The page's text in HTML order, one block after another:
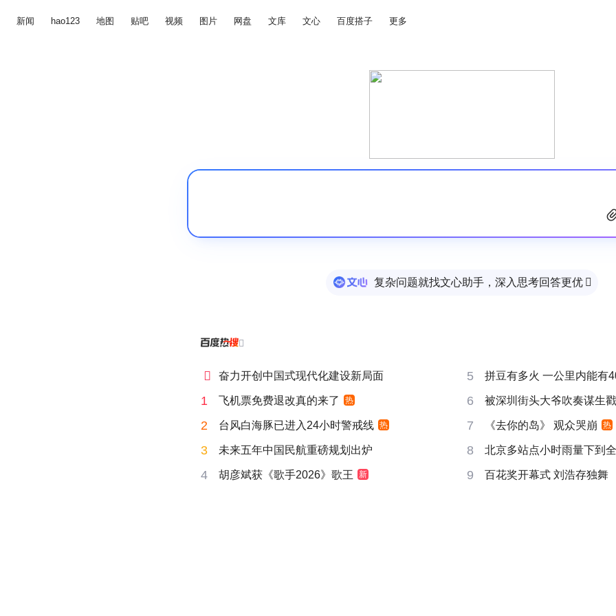
新闻 hao123 地图 贴吧 视频 图片 网盘 文库 文心 百度搭子 更多
复杂问题就找文心助手，深入思考回答更优 

 奋力开创中国式现代化建设新局面 5 拼豆有多火 一公里内能有
1 飞机票免费退改真的来了 热 6 被深圳街头大爷吹奏谋生
2 台风白海豚已进入24小时警戒线 热 7 《去你的岛》 观众哭崩 热
3 未来五年中国民航重磅规划出炉 8 北京多站点小时雨量下到
4 胡彦斌获《歌手2026》歌王 新 9 百花奖开幕式 刘浩存独舞